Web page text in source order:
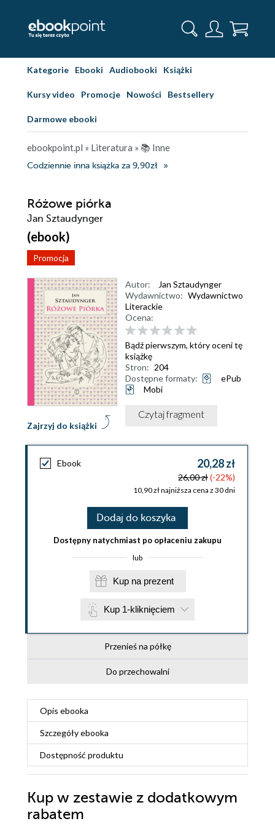
Kategorie Ebooki Audiobooki Książki
Kursy video Promocje Nowości Bestsellery
Darmowe ebooki
ebookpoint.pl » Literatura » 📚 Inne
Codziennie inna książka za 9,90zł
Różowe piórka
Jan Sztaudynger
(ebook)
Promocja
Zajrzyj do książki
Autor:
Jan Sztaudynger
Wydawnictwo: Wydawnictwo
Literackie
Ocena:
Bądź pierwszym, który oceni tę
książkę
Stron: 204
Dostępne formaty:
ePub
Mobi
Czytaj fragment
Ebook 20,28 zł
26,00 zł(-22%)
10,90 zł najniższa cena z 30 dni
Dodaj do koszyka
Dostępny natychmiast po opłaceniu zakupu
lub
Kup na prezent
Kup 1-kliknięciem
Przenieś na półkę
Do przechowalni
Opis ebooka
Szczegółyebooka
Dostępność produktu
Kup w zestawie z dodatkowym
rabatem